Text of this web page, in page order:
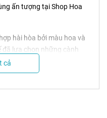
ấn tượng tại Shop Hoa
hài hòa bởi màu hoa và
đã lựa chọn những cành
nhất. Lá cây có độ
nhất. Cây lan hồ điệp
mới ở Hải Phòng, thì
cả